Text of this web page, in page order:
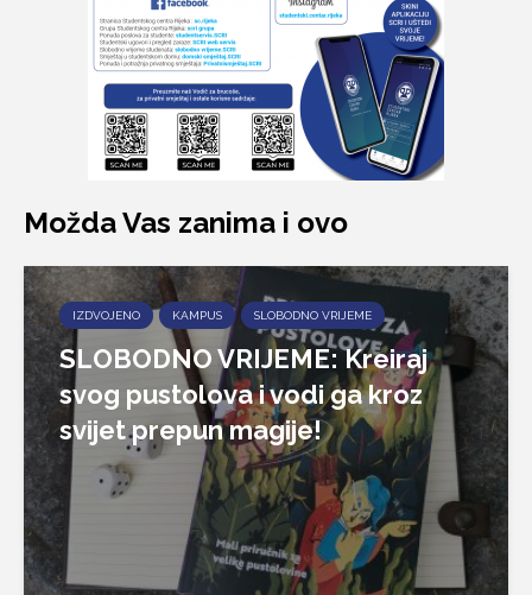
Možda Vas zanima i ovo
IZDVOJENO KAMPUS SLOBODNO VRIJEME
SLOBODNO VRIJEME: Kreiraj
svog pustolova i vodi ga kroz
svijet prepun magije!